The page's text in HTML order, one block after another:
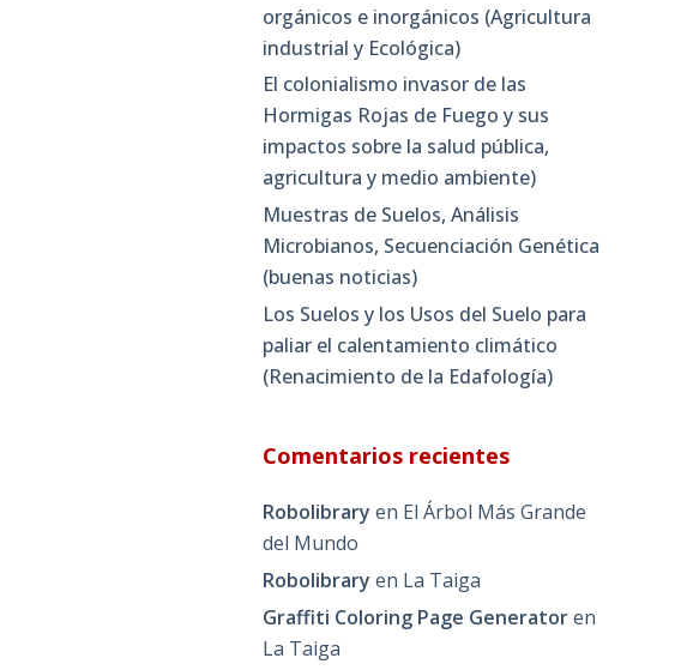
orgánicos e inorgánicos (Agricultura
industrial y Ecológica)
El colonialismo invasor de las
Hormigas Rojas de Fuego y sus
impactos sobre la salud pública,
agricultura y medio ambiente)
Muestras de Suelos, Análisis
Microbianos, Secuenciación Genética
(buenas noticias)
Los Suelos y los Usos del Suelo para
paliar el calentamiento climático
(Renacimiento de la Edafología)
Comentarios recientes
Robolibrary en El Árbol Más Grande
del Mundo
Robolibrary en La Taiga
Graffiti Coloring Page Generatoren
La Taiga